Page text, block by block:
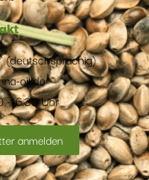
oil.de
-16.30 Uhr
anmelden